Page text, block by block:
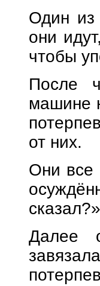
Один из
они
чтобы
После
машине
от них.
Они все
Далее